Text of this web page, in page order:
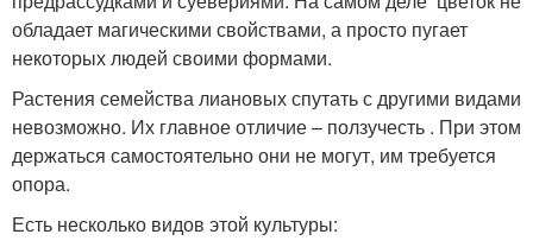
обладает магическими свойствами, а просто пугает
некоторых людей своими формами.
Растения семейства лиановых спутать с другими видами
невозможно. Их главное отличие – ползучесть . При этом
держаться самостоятельно они не могут, им требуется
опора.
Есть несколько видов этой культуры: